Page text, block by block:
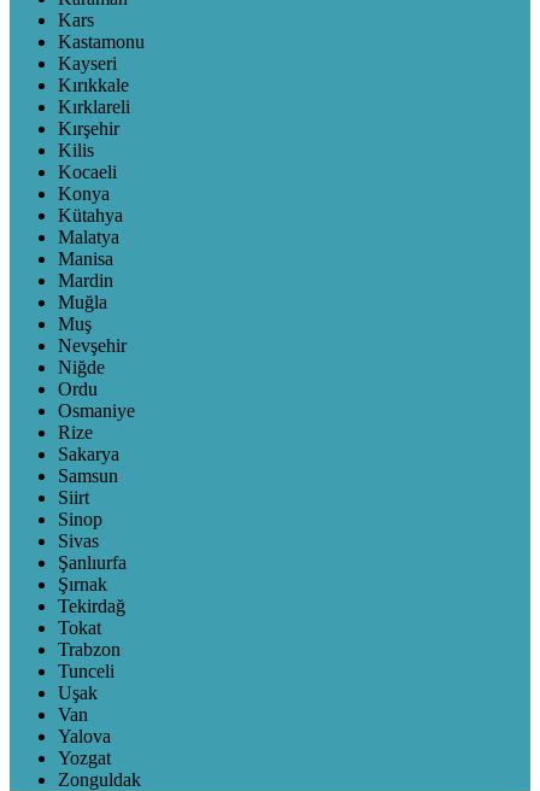
Kars
Kastamonu
Kayseri
Kırıkkale
Kırklareli
Kırşehir
Kilis
Kocaeli
Konya
Kütahya
Malatya
Manisa
Mardin
Muğla
Muş
Nevşehir
Niğde
Ordu
Osmaniye
Rize
Sakarya
Samsun
Siirt
Sinop
Sivas
Şanlıurfa
Şırnak
Tekirdağ
Tokat
Trabzon
Tunceli
Uşak
Van
Yalova
Yozgat
Zonguldak